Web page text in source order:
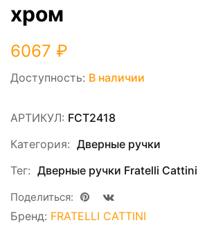
хром
6067 ₽
Доступность: В наличии
АРТИКУЛ: FCT2418
Категория: Дверные ручки
Тег: Дверные ручки Fratelli Cattini
Поделиться:
Бренд: FRATELLI CATTINI